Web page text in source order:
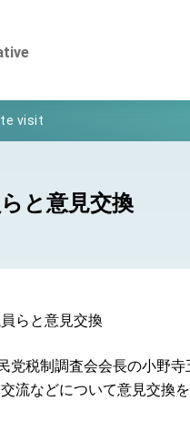
visit
Gallego
と意見交換
らと意見交換
税制調査会会長の小野
流などについて意見交換を